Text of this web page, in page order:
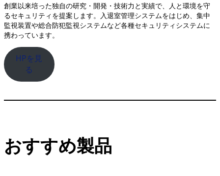
創業以来培った独自の研究・開発・技術力と実績で、人と環境を守
るセキュリティを提案します。入退室管理システムをはじめ、集中
監視装置や総合防犯監視システムなど各種セキュリティシステムに
携わっています。
HPを見
る
おすすめ製品